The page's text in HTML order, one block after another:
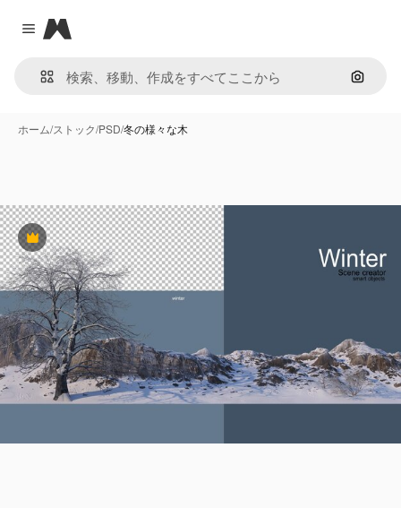
Close menu
Magnific
画像で
ホーム/ストック/PSD/冬の様々な木
Premium